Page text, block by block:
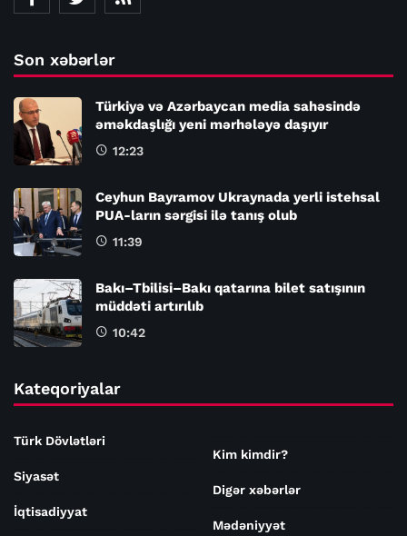
Son xəbərlər
Türkiyə və Azərbaycan media sahəsində
əməkdaşlığı yeni mərhələyə daşıyır
12:23
Ceyhun Bayramov Ukraynada yerli istehsal
PUA-ların sərgisi ilə tanış olub
11:39
Bakı–Tbilisi–Bakı qatarına bilet satışının
müddəti artırılıb
10:42
Kateqoriyalar
Türk Dövlətləri
Siyasət
İqtisadiyyat
Kim kimdir?
Digər xəbərlər
Mədəniyyət